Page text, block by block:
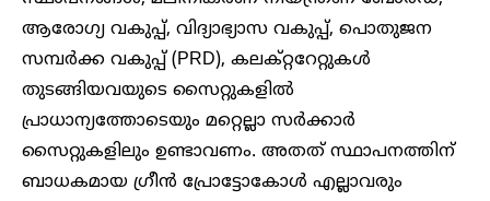
ആരോഗ്യ വകുപ്പ്, വിദ്യാഭ്യാസ വകുപ്പ്, പൊതുജന
സമ്പർക്ക വകുപ്പ് (PRD), കലക്റ്ററേറ്റുകൾ
തുടങ്ങിയവയുടെ സൈറ്റുകളിൽ
പ്രാധാന്യത്തോടെയും മറ്റെല്ലാ സർക്കാർ
സൈറ്റുകളിലും ഉണ്ടാവണം. അതത് സ്ഥാപനത്തിന്
ബാധകമായ ഗ്രീൻ പ്രോട്ടോകോൾ എല്ലാവരും